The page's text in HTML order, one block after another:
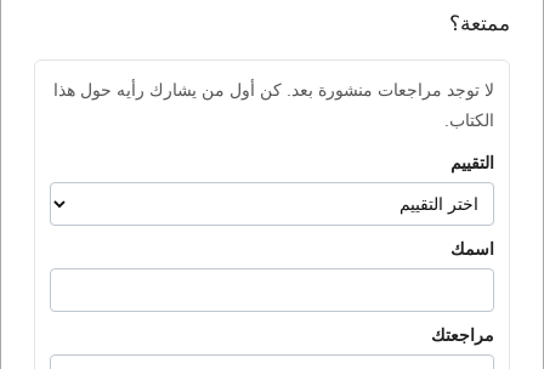
ممتعة؟
لا توجد مراجعات منشورة بعد. كن أول من يشارك رأيه حول هذا
الكتاب.
التقييم
اسمك
مراجعتك